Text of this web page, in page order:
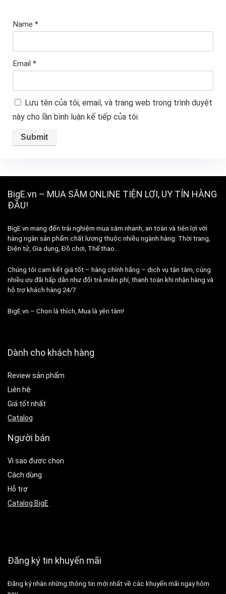
Name *
Email *
Lưu tên của tôi, email, và trang web trong trình duyệt
này cho lần bình luận kế tiếp của tôi.
BigE.vn – MUA SẮM ONLINE TIỆN LỢI, UY TÍN HÀNG
ĐẦU!
BigE.vn mang đến trải nghiệm mua sắm nhanh, an toàn và tiện lợi với
hàng ngàn sản phẩm chất lượng thuộc nhiều ngành hàng: Thời trang,
Điện tử, Gia dụng, Đồ chơi, Thể thao…
Chúng tôi cam kết giá tốt – hàng chính hãng – dịch vụ tận tâm, cùng
nhiều ưu đãi hấp dẫn như đổi trả miễn phí, thanh toán khi nhận hàng và
hỗ trợ khách hàng 24/7.
BigE.vn – Chọn là thích, Mua là yên tâm!
Dành cho khách hàng
Review sản phẩm
Liên hệ
Giá tốt nhất
Catalog
Người bán
Vì sao được chọn
Cách dùng
Hỗ trợ
Catalog BigE
Đăng ký tin khuyến mãi
Đăng ký nhận những thông tin mới nhất về các khuyến mãi ngay hôm